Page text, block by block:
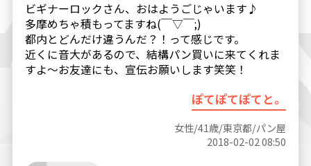
ビギナーロックさん、おはようごじゃいます♪
多摩めちゃ積もってますね(￣▽￣;)
都内とどんだけ違うんだ？！って感じです。
近くに音大があるので、結構パン買いに来てくれま
すよ〜お友達にも、宣伝お願いします笑笑！
ぽてぽてぽてと。
女性/41歳/東京都/パン屋
2018-02-02 08:50